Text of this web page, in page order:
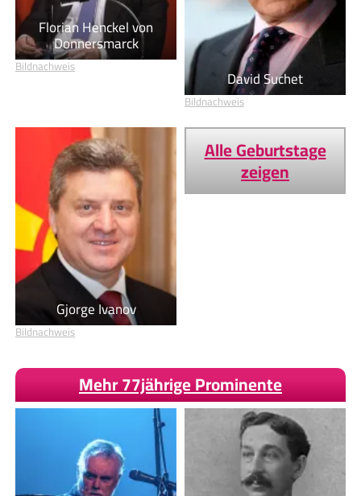
Florian Henckel von
Donnersmarck
Bildnachweis David Suchet
Bildnachweis
Gjorge Ivanov
Bildnachweis
Alle Geburtstage
zeigen
Mehr 77jährige Prominente